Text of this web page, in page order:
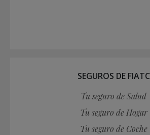
SEGUROS DE FIATC
Tu seguro de Salud
Tu seguro de Hogar
Tu seguro de Coche